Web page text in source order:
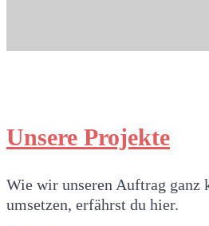
Unsere Projekte
Wie wir unseren Auftrag ganz
umsetzen, erfährst du hier.